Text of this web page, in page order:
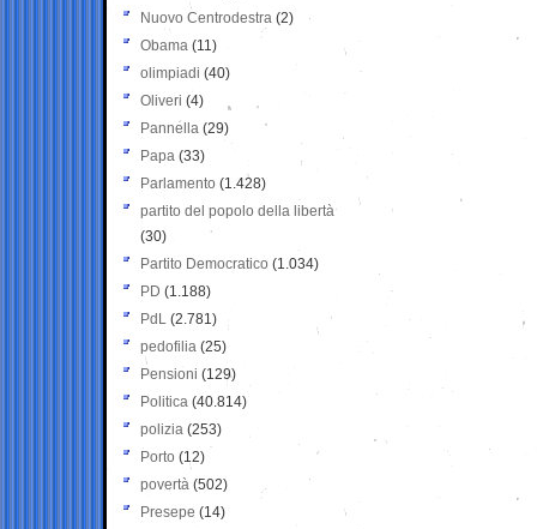
Nuovo Centrodestra (2)
Obama (11)
olimpiadi (40)
Oliveri (4)
Pannella (29)
Papa (33)
Parlamento (1.428)
partito del popolo della libertà
(30)
Partito Democratico (1.034)
PD (1.188)
PdL (2.781)
pedofilia (25)
Pensioni (129)
Politica (40.814)
polizia (253)
Porto (12)
povertà (502)
Presepe (14)